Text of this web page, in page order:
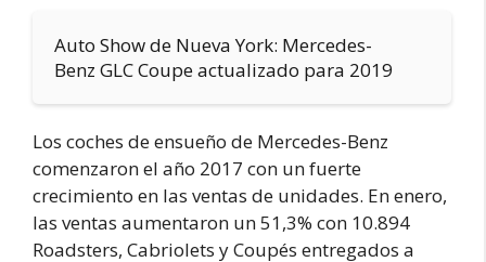
Auto Show de Nueva York: Mercedes-
Benz GLC Coupe actualizado para 2019
Los coches de ensueño de Mercedes-Benz
comenzaron el año 2017 con un fuerte
crecimiento en las ventas de unidades. En enero,
las ventas aumentaron un 51,3% con 10.894
Roadsters, Cabriolets y Coupés entregados a